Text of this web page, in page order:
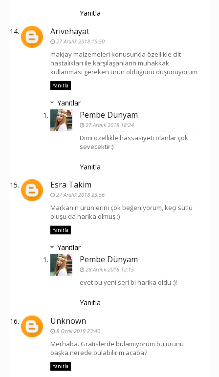
Yanıtla
Arivehayat
27 Aralık 2018 15:50
makjay malzemeleri konusunda özellikle cilt
hastalıkları ile karşılaşanların muhakkak
kullanması gereken ürün olduğunu düşünüyorum
Yanıtla
Yanıtlar
Pembe Dünyam
27 Aralık 2018 18:24
Dimi özellikle hassasiyeti olanlar çok
sevecektir:)
Yanıtla
Esra Takim
27 Aralık 2018 23:56
Markanın ürünlerini çok beğeniyorum, keçi sütlü
oluşu da harika olmuş :)
Yanıtla
Yanıtlar
Pembe Dünyam
28 Aralık 2018 12:15
evet bu yeni seri bi harika oldu :)!
Yanıtla
Unknown
8 Ocak 2019 23:40
Merhaba. Gratislerde bulamıyorum bu ürünü
başka nerede bulabilirim acaba?
Yanıtla